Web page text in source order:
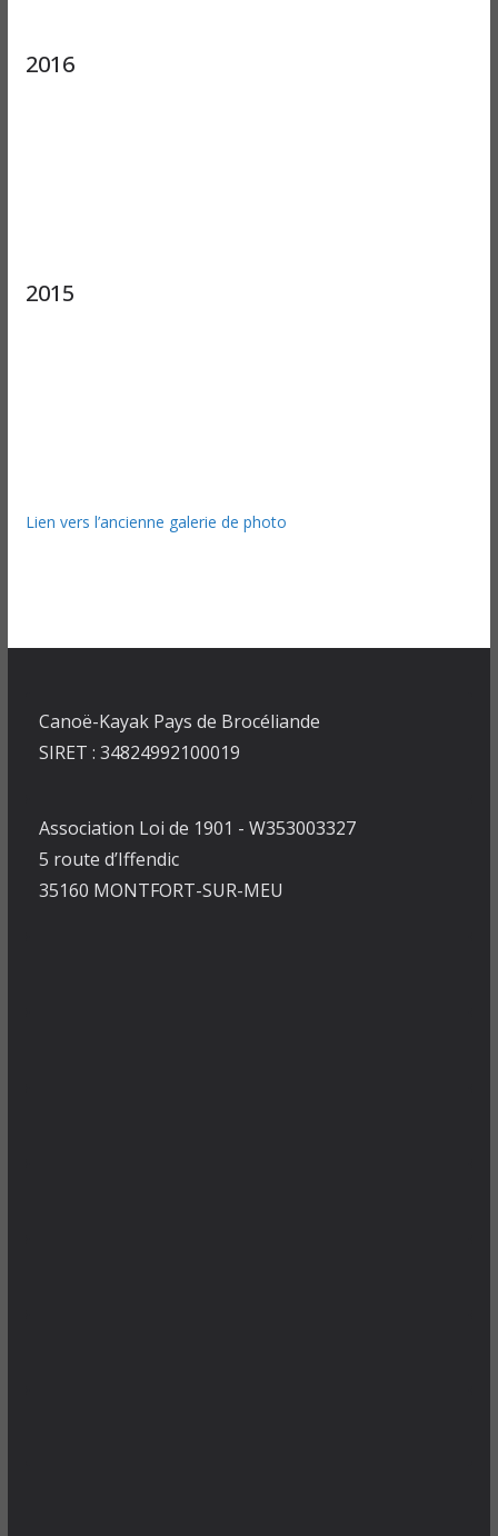
2016
2015
Lien vers l’ancienne galerie de photo
Canoë-Kayak Pays de Brocéliande
SIRET : 34824992100019
Association Loi de 1901 - W353003327
5 route d’Iffendic
35160 MONTFORT-SUR-MEU